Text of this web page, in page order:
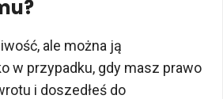
ale można ją
w przypadku, gdy masz prawo
i doszedłeś do